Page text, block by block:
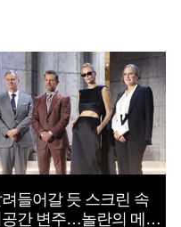
들어갈 듯 스크린 속
간 변주…놀란의 메시